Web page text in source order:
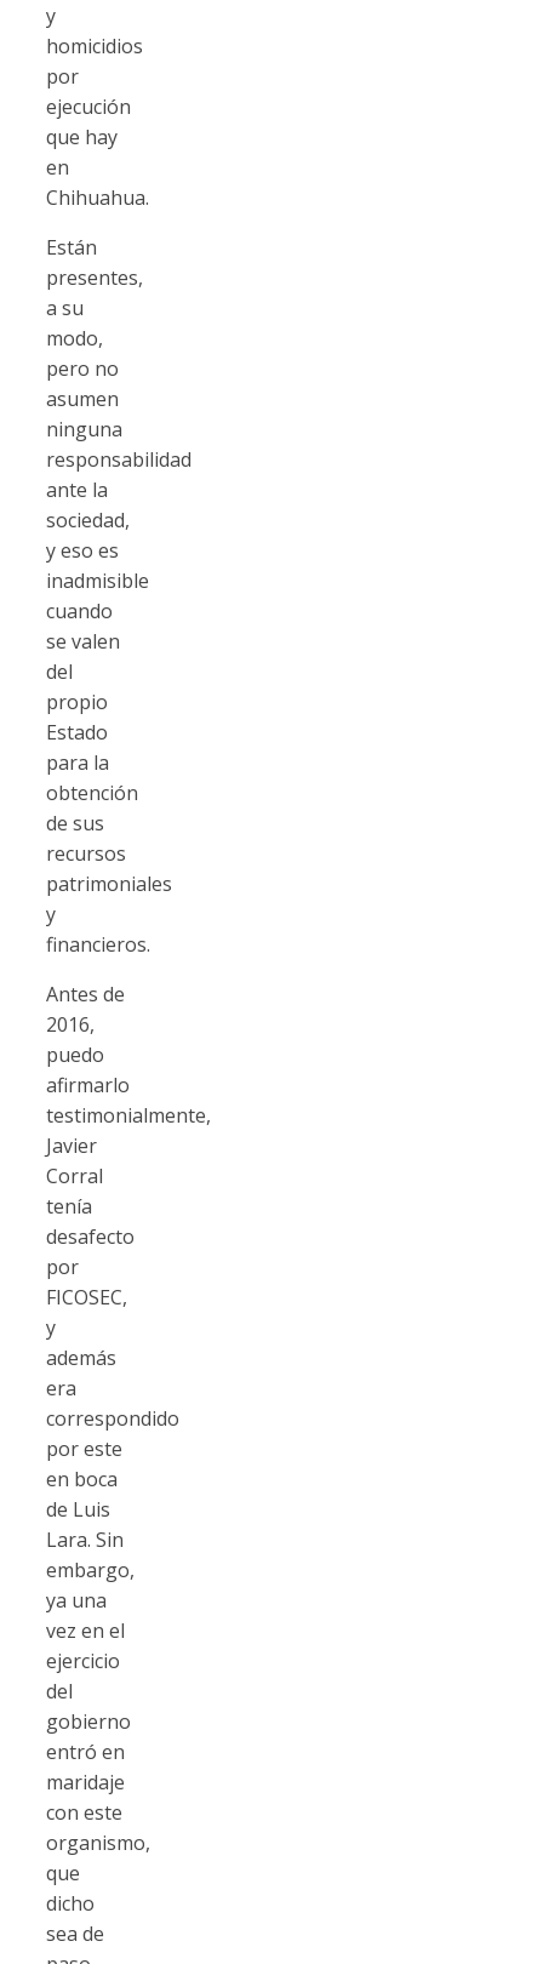
y
homicidios
por
ejecución
que hay
en
Chihuahua.
Están
presentes,
a su
modo,
pero no
asumen
ninguna
responsabilidad
ante la
sociedad,
y eso es
inadmisible
cuando
se valen
del
propio
Estado
para la
obtención
de sus
recursos
patrimoniales
y
financieros.
Antes de
2016,
puedo
afirmarlo
testimonialmente,
Javier
Corral
tenía
desafecto
por
FICOSEC,
y
además
era
correspondido
por este
en boca
de Luis
Lara. Sin
embargo,
ya una
vez en el
ejercicio
del
gobierno
entró en
maridaje
con este
organismo,
que
dicho
sea de